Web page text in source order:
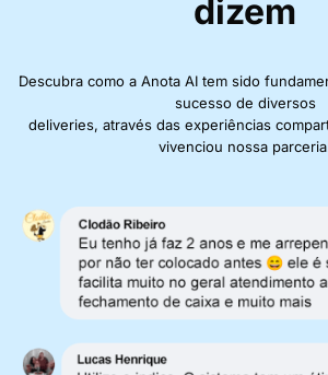
dizem
Descubra como a Anota AI tem sido
sucesso de diversos
deliveries, através das experiências
vivenciou nossa